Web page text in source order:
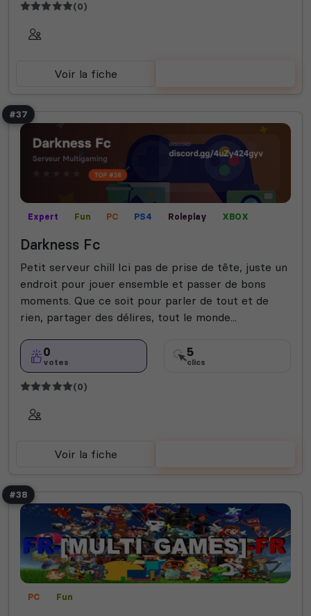
(0)
Voir la fiche
#37
Expert Fun PC PS4 Roleplay XBOX
Darkness Fc
Petit serveur chill Ici pas de prise de tête, juste un
endroit pour jouer ensemble et passer de bons
moments. Que ce soit pour parler de tout et de
rien, partager des délires, tout le monde...
0
votes
5
clics
(0)
Voir la fiche
#38
PC Fun